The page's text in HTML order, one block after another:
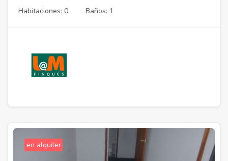
Habitaciones: 0
Baños: 1
en alquiler